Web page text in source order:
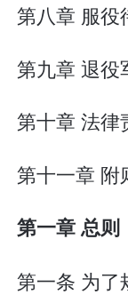
第八章 服役
第九章 退役
第十章 法律
第十一章 附
第一章 总则
第一条 为了